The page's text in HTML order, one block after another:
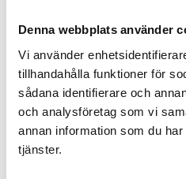
Denna webbplats använder
Vi använder
tillhandahålla funktioner för
sådana identifierare och
och analysföretag som vi
annan information som du
tjänster.